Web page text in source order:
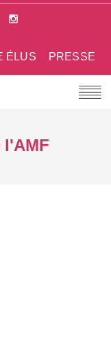
PRESSE
ÉLUS
l'AMF